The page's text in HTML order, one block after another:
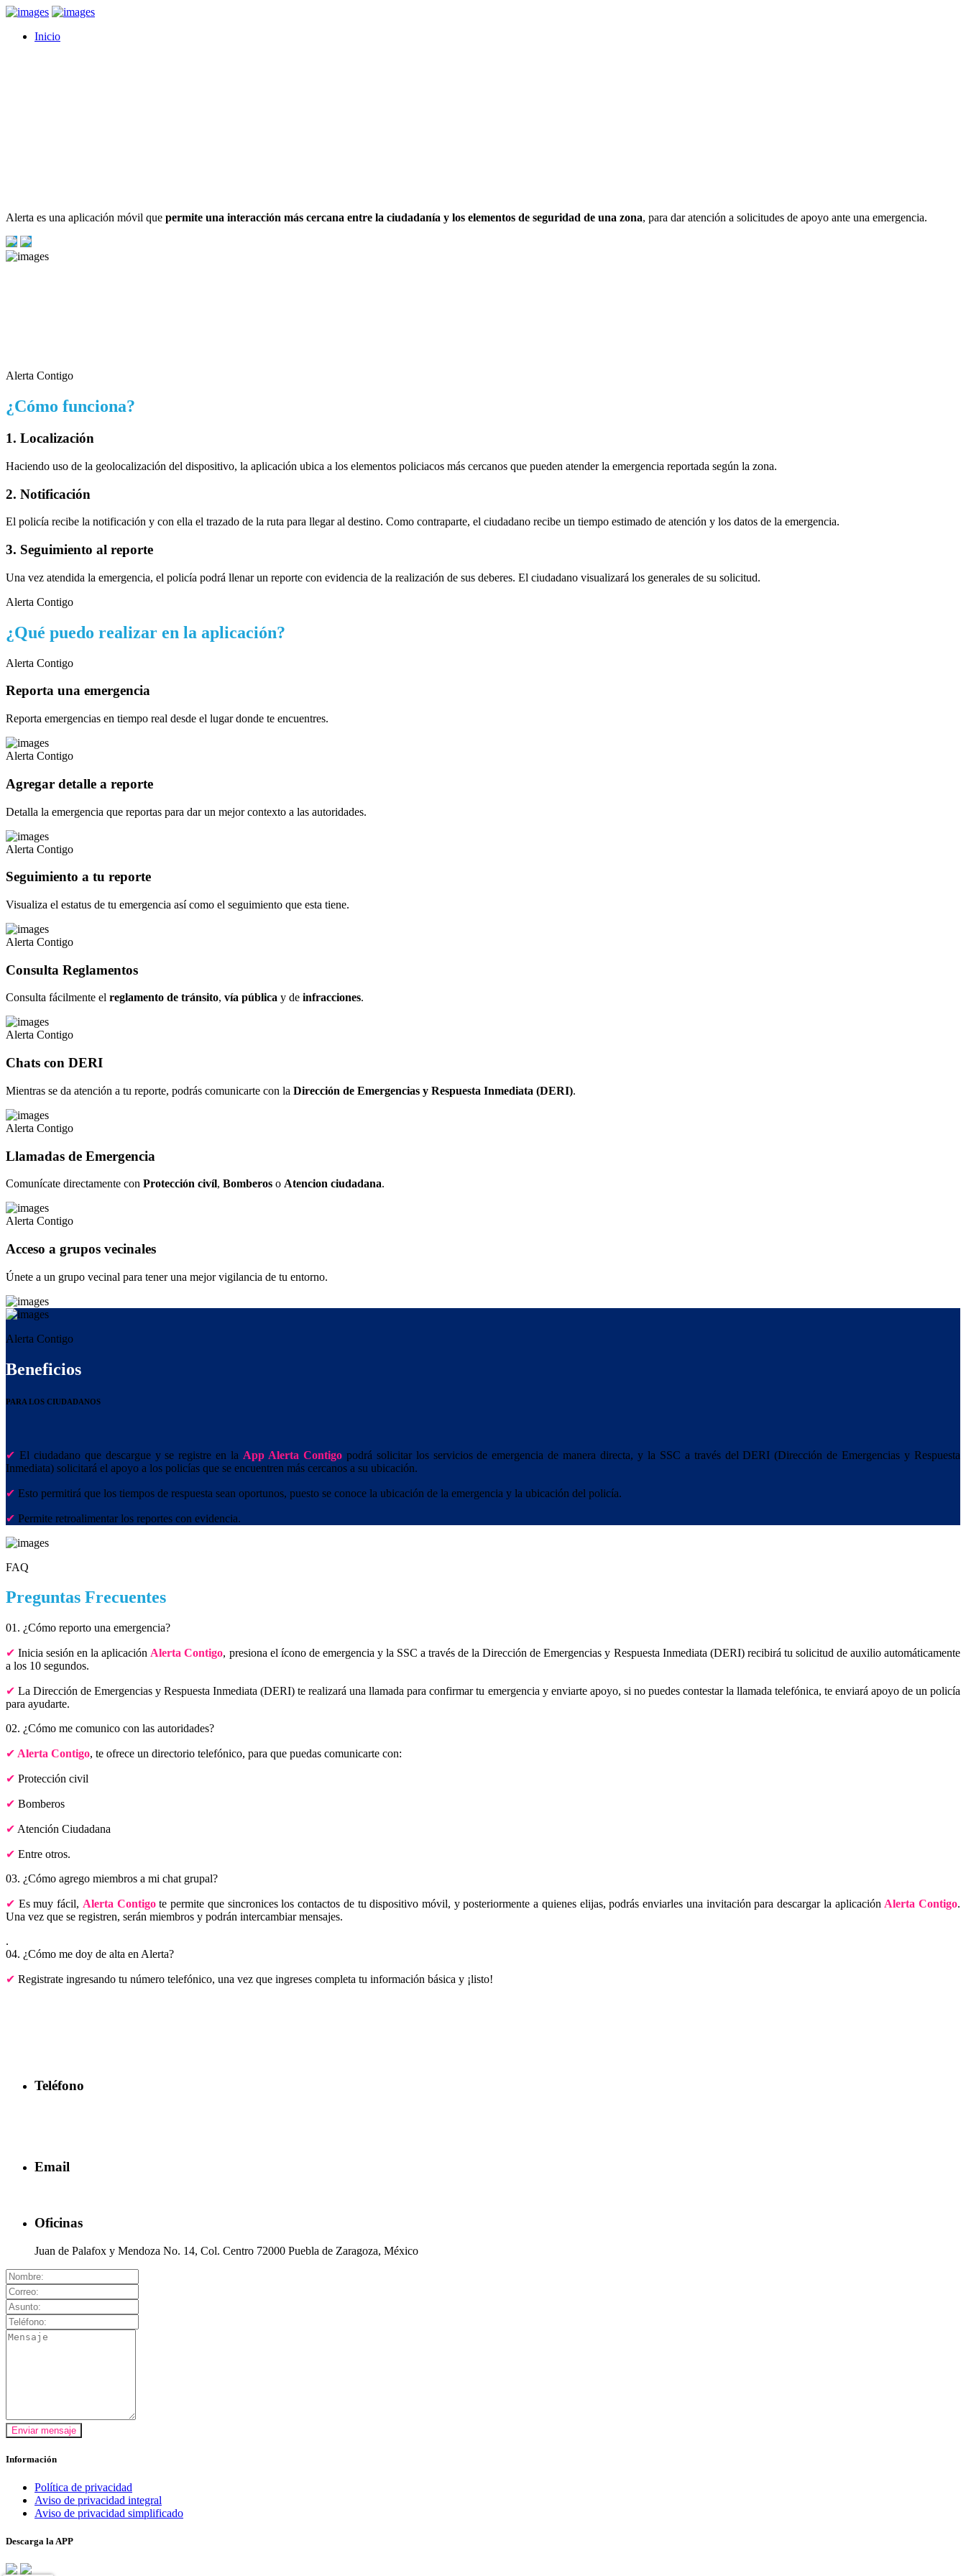
Inicio
Alerta es una aplicación móvil que permite una interacción más cercana entre la ciudadanía y los elementos de seguridad de una zona, para dar atención a solicitudes de apoyo ante una emergencia.
Alerta Contigo
¿Cómo funciona?
1. Localización
Haciendo uso de la geolocalización del dispositivo, la aplicación ubica a los elementos policiacos más cercanos que pueden atender la emergencia reportada según la zona.
2. Notificación
El policía recibe la notificación y con ella el trazado de la ruta para llegar al destino. Como contraparte, el ciudadano recibe un tiempo estimado de atención y los datos de la emergencia.
3. Seguimiento al reporte
Una vez atendida la emergencia, el policía podrá llenar un reporte con evidencia de la realización de sus deberes. El ciudadano visualizará los generales de su solicitud.
Alerta Contigo
¿Qué puedo realizar en la aplicación?
Alerta Contigo
Reporta una emergencia
Reporta emergencias en tiempo real desde el lugar donde te encuentres.
Alerta Contigo
Agregar detalle a reporte
Detalla la emergencia que reportas para dar un mejor contexto a las autoridades.
Alerta Contigo
Seguimiento a tu reporte
Visualiza el estatus de tu emergencia así como el seguimiento que esta tiene.
Alerta Contigo
Consulta Reglamentos
Consulta fácilmente el reglamento de tránsito, vía pública y de infracciones.
Alerta Contigo
Chats con DERI
Mientras se da atención a tu reporte, podrás comunicarte con la Dirección de Emergencias y Respuesta Inmediata (DERI).
Alerta Contigo
Llamadas de Emergencia
Comunícate directamente con Protección civíl, Bomberos o Atencion ciudadana.
Alerta Contigo
Acceso a grupos vecinales
Únete a un grupo vecinal para tener una mejor vigilancia de tu entorno.
Alerta Contigo
Beneficios
PARA LOS CIUDADANOS
El ciudadano que descargue y se registre en la App Alerta Contigopodrá solicitar los servicios de emergencia de manera directa, y la SSC a través del DERI (Dirección de Emergencias y Respuesta
Inmediata) solicitará el apoyo a los policías que se encuentren más cercanos a su ubicación.
Esto permitirá que los tiempos de respuesta sean oportunos, puesto se conoce la ubicación de la emergencia y la ubicación del policía.
Permite retroalimentar los reportes con evidencia.
FAQ
Preguntas Frecuentes
01. ¿Cómo reporto una emergencia?
Inicia sesión en la aplicación Alerta Contigo, presiona el ícono de emergencia y la SSC a través de la Dirección de Emergencias y Respuesta Inmediata (DERI) recibirá tu solicitud de auxilio automáticamente
a los 10 segundos.
La Dirección de Emergencias y Respuesta Inmediata (DERI) te realizará una llamada para confirmar tu emergencia y enviarte apoyo, si no puedes contestar la llamada telefónica, te enviará apoyo de un policía
para ayudarte.
02. ¿Cómo me comunico con las autoridades?
Alerta Contigo, te ofrece un directorio telefónico, para que puedas comunicarte con:
Protección civil
Bomberos
Atención Ciudadana
Entre otros.
03. ¿Cómo agrego miembros a mi chat grupal?
Es muy fácil, Alerta Contigote permite que sincronices los contactos de tu dispositivo móvil, y posteriormente a quienes elijas, podrás enviarles una invitación para descargar la aplicación Alerta Contigo.
Una vez que se registren, serán miembros y podrán intercambiar mensajes.
.
04. ¿Cómo me doy de alta en Alerta?
Registrate ingresando tu número telefónico, una vez que ingreses completa tu información básica y ¡listo!
Teléfono
Email
Oficinas
Juan de Palafox y Mendoza No. 14, Col. Centro 72000 Puebla de Zaragoza, México
Enviar mensaje
Información
Política de privacidad
Aviso de privacidad integral
Aviso de privacidad simplificado
Descarga la APP